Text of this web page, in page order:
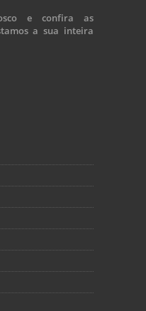
e confira as
a sua inteira